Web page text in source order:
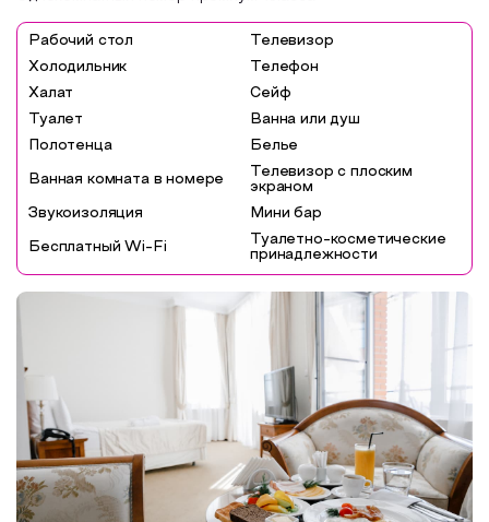
Рабочий стол
Телевизор
Холодильник
Телефон
Халат
Сейф
Туалет
Ванна или душ
Полотенца
Белье
Ванная комната в номере
Телевизор с плоским
экраном
Звукоизоляция
Мини бар
Бесплатный Wi-Fi
Туалетно-косметические
принадлежности